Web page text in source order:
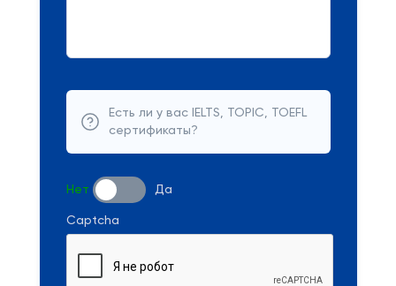
Есть ли у вас IELTS, TOPIC, TOEFL
сертификаты?
Нет Да
Captcha